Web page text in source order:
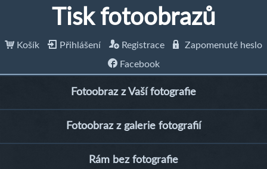
Tisk fotoobrazů
Košík Přihlášení Registrace
Zapomenuté heslo
Facebook
Fotoobraz z Vaší fotografie
Fotoobraz z galerie fotografií
Rám bez fotografie